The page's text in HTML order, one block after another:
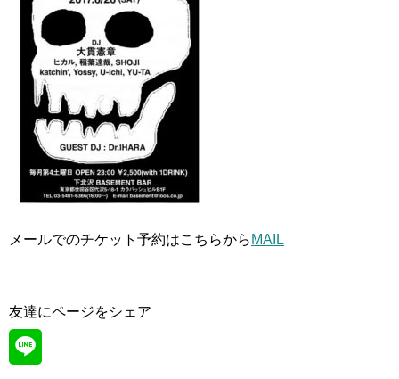
メールでのチケット予約はこちらから MAIL
友達にページをシェア